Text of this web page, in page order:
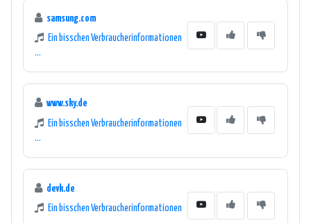
samsung.com
Ein bisschen Verbraucherinformationen
...
www.sky.de
Ein bisschen Verbraucherinformationen
...
devk.de
Ein bisschen Verbraucherinformationen